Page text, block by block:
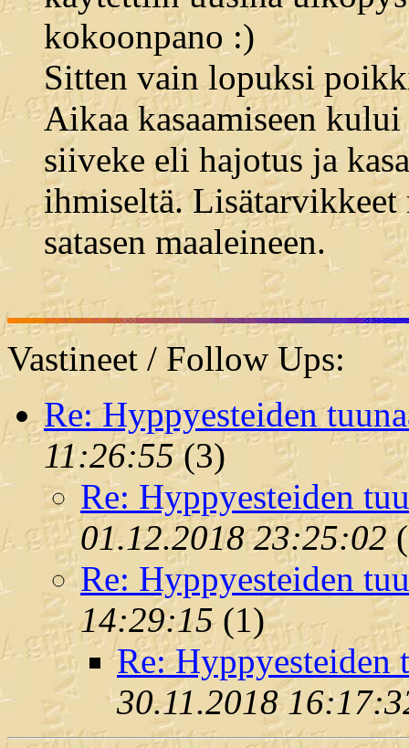
kokoonpano :)
Sitten vain lopuksi
Aikaa kasaamiseen
siiveke eli hajotus ja
ihmiseltä. Lisätarvikkeet
satasen maaleineen.
Vastineet / Follow Ups:
Re: Hyppyesteiden
11:26:55(3)
Re: Hyppyesteiden
01.12.2018 23:25:02(
Re: Hyppyesteiden
14:29:15(1)
Re: Hyppyesteiden
30.11.2018